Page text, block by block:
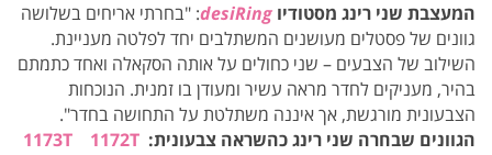
המעצבת שני רינג מסטודיו desiRing: "בחרתי אריחים בשלושה
גוונים של פסטלים מעושנים המשתלבים יחד לפלטה מעניינת.
השילוב של הצבעים – שני כחולים על אותה הסקאלה ואחד כתמתם
בהיר, מעניקים לחדר מראה עשיר ומעודן בו זמנית. הנוכחות
הצבעונית מורגשת, אך איננה משתלטת על התחושה בחדר".
הגוונים שבחרה שני רינג כהשראה צבעונית:
1173T
1172T